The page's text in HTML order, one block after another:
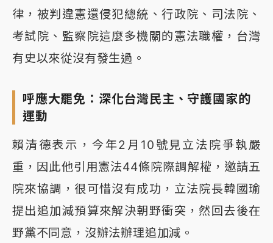
律，被判違憲還侵犯總統、行政院、司法院、
考試院、監察院這麼多機關的憲法職權，台灣
有史以來從沒有發生過。
呼應大罷免：深化台灣民主、守護國家的
運動
賴清德表示，今年2月10號見立法院爭執嚴
重，因此他引用憲法44條院際調解權，邀請五
院來協調，很可惜沒有成功，立法院長韓國瑜
提出追加減預算來解決朝野衝突，然回去後在
野黨不同意，沒辦法辦理追加減。